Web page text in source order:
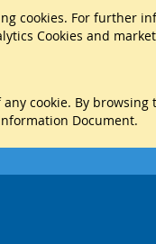
cookies. For further
Cookies and
cookie. By
Document.